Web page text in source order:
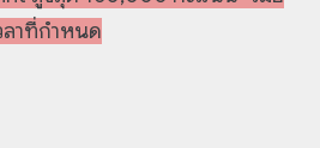
ลาที่กำหนด